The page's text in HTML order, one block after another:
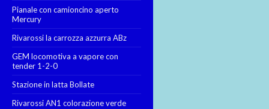
Pianale con camioncino aperto
Mercury
Rivarossi la carrozza azzurra ABz
GEM locomotiva a vapore con
tender 1-2-0
Stazione in latta Bollate
Rivarossi AN1 colorazione verde